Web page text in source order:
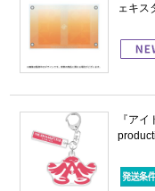
ェキス
『ア